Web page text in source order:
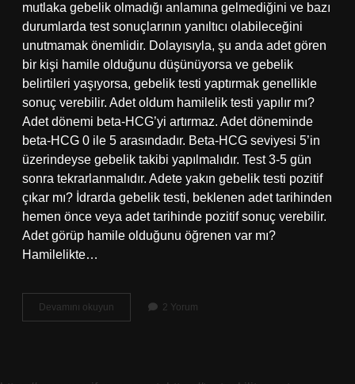
mutlaka gebelik olmadığı anlamına gelmediğini ve bazı
durumlarda test sonuçlarının yanıltıcı olabileceğini
unutmamak önemlidir. Dolayısıyla, şu anda adet gören
bir kişi hamile olduğunu düşünüyorsa ve gebelik
belirtileri yaşıyorsa, gebelik testi yaptırmak genellikle
sonuç verebilir. Adet oldum hamilelik testi yapılır mı?
Adet dönemi beta-HCG’yi artırmaz. Adet döneminde
beta-HCG 0 ile 5 arasındadır. Beta-HCG seviyesi 5’in
üzerindeyse gebelik takibi yapılmalıdır. Test 3-5 gün
sonra tekrarlanmalıdır. Adete yakın gebelik testi pozitif
çıkar mı? İdrarda gebelik testi, beklenen adet tarihinden
hemen önce veya adet tarihinde pozitif sonuç verebilir.
Adet görüp hamile olduğunu öğrenen var mı?
Hamilelikte…
Devamını okuyun Hamileyken
Adet
2 Yorum